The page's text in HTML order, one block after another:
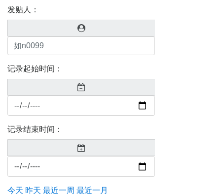
发贴人：
记录起始时间：
记录结束时间：
今天 昨天 最近一周 最近一月